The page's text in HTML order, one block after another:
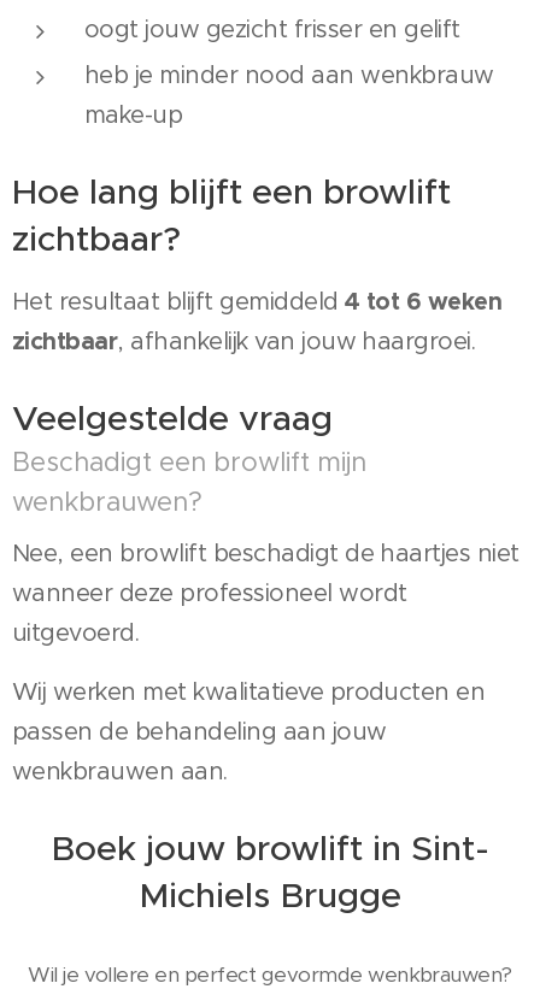
oogt jouw gezicht frisser en gelift
heb je minder nood aan wenkbrauw
make-up
Hoe lang blijft een browlift
zichtbaar?
Het resultaat blijft gemiddeld4 tot 6 weken
zichtbaar, afhankelijk van jouw haargroei.
Veelgestelde vraag
Beschadigt een browlift mijn
wenkbrauwen?
Nee, een browlift beschadigt de haartjes niet
wanneer deze professioneel wordt
uitgevoerd.
Wij werken met kwalitatieve producten en
passen de behandeling aan jouw
wenkbrauwen aan.
Boek jouw browlift in Sint-
Michiels Brugge
Wil je vollere en perfect gevormde wenkbrauwen?